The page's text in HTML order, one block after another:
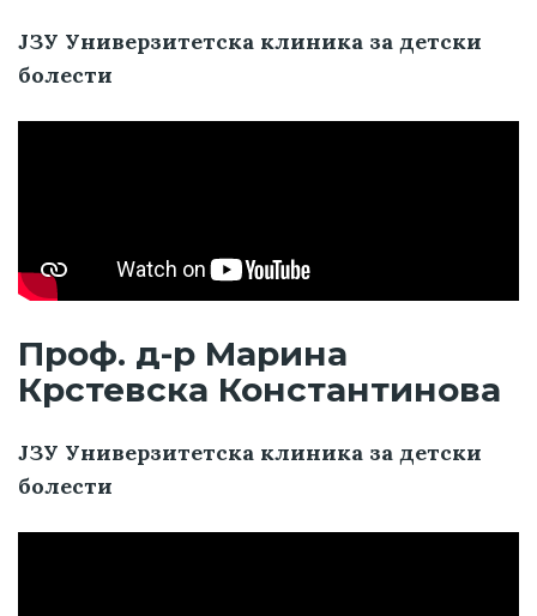
ЈЗУ Универзитетска клиника за детски
болести
Проф. д-р Марина
Крстевска Константинова
ЈЗУ Универзитетска клиника за детски
болести